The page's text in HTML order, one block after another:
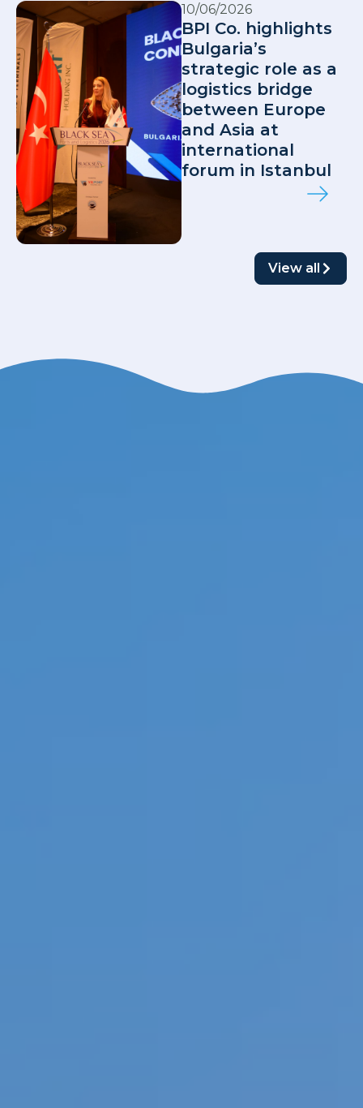
10/06/2026
BPI Co. highlights
Bulgaria’s
strategic role as a
logistics bridge
between Europe
and Asia at
international
forum in Istanbul
View all